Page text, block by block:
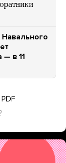
Навального
— в 11
PDF